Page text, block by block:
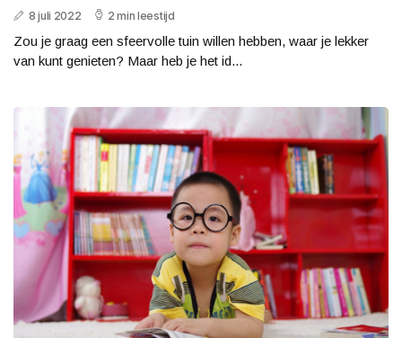
8 juli 2022 2 min leestijd
Zou je graag een sfeervolle tuin willen hebben, waar je lekker
van kunt genieten? Maar heb je het id...